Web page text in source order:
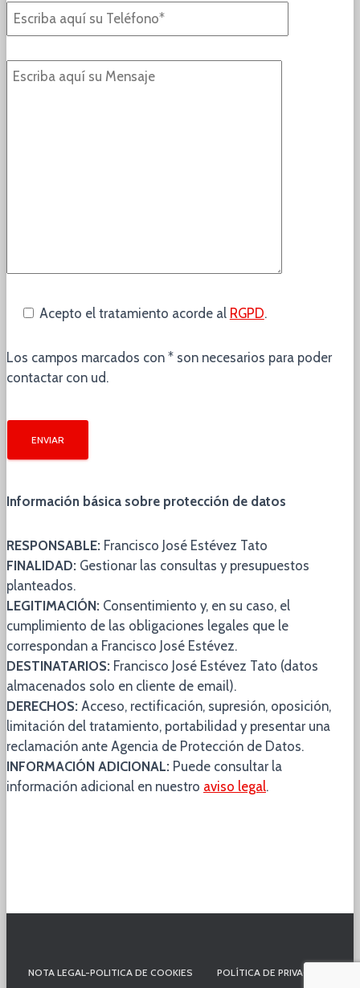
Acepto el tratamiento acorde al RGPD.
Los campos marcados con * son necesarios para poder
contactar con ud.
Información básica sobre protección de datos
RESPONSABLE: Francisco José Estévez Tato
FINALIDAD: Gestionar las consultas y presupuestos
planteados.
LEGITIMACIÓN: Consentimiento y, en su caso, el
cumplimiento de las obligaciones legales que le
correspondan a Francisco José Estévez.
DESTINATARIOS: Francisco José Estévez Tato (datos
almacenados solo en cliente de email).
DERECHOS: Acceso, rectificación, supresión, oposición,
limitación del tratamiento, portabilidad y presentar una
reclamación ante Agencia de Protección de Datos.
INFORMACIÓN ADICIONAL: Puede consultar la
información adicional en nuestro aviso legal.
NOTA LEGAL-POLITICA DE COOKIES POLÍTICA DE PRIVACIDAD